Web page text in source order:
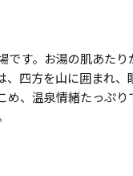
す。お湯の肌あたり
四方を山に囲まれ、
、温泉情緒たっぷり